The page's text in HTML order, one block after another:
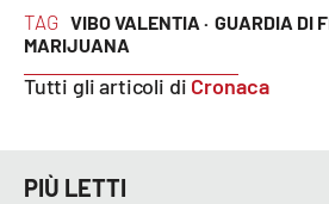
Reggio Calabria
Cosenza
TAG VIBO VALENTIA · GUARDIA DI
MARIJUANA
Tutti gli articoli di Cronaca
PIÙ LETTI